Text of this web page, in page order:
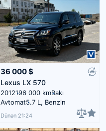
36 000$
Lexus LX 570
2012196 000 kmBakı
Avtomat5.7 L, Benzin
Dünən 21:24